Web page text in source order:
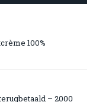
100%
– 2000